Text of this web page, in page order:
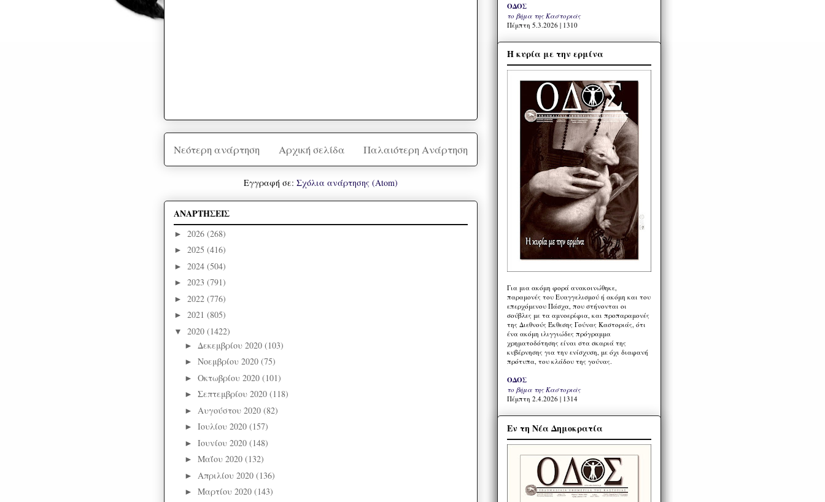
Νεότερη ανάρτηση Παλαιότερη Ανάρτηση
Αρχική σελίδα
Εγγραφή σε: Σχόλια ανάρτησης (Atom)
ΑΝΑΡΤΗΣΕΙΣ
► 2026 (268)
► 2025 (416)
► 2024 (504)
► 2023 (791)
► 2022 (776)
► 2021 (805)
▼ 2020 (1422)
► Δεκεμβρίου 2020 (103)
► Νοεμβρίου 2020 (75)
► Οκτωβρίου 2020 (101)
► Σεπτεμβρίου 2020 (118)
► Αυγούστου 2020 (82)
► Ιουλίου 2020 (157)
► Ιουνίου 2020 (148)
► Μαΐου 2020 (132)
► Απριλίου 2020 (136)
► Μαρτίου 2020 (143)
ΟΔΟΣ
το βήμα της Καστοριάς
Πέμπτη 5.3.2026 | 1310
Η κυρία με την ερμίνα
Για μια ακόμη φορά ανακοινώθηκε,
παραμονές του Ευαγγελισμού ή ακόμη και του
επερχόμενου Πάσχα, που στήνονται οι
σούβλες με τα αμνοερίφια, και προπαραμονές
της Διεθνούς Έκθεσης Γούνας Καστοριάς, ότι
ένα ακόμη ιλιγγιώδες πρόγραμμα
χρηματοδότησης είναι στα σκαριά της
κυβέρνησης για την ενίσχυση, με όχι διαφανή
πρότυπα, του κλάδου της γούνας.
ΟΔΟΣ
το βήμα της Καστοριάς
Πέμπτη 2.4.2026 | 1314
Εν τη Νέα Δημοκρατία